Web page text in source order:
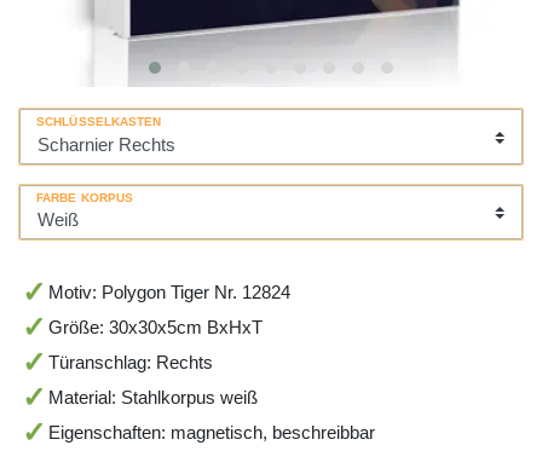
SCHLÜSSELKASTEN
FARBE KORPUS
Motiv: Polygon Tiger Nr. 12824
Größe: 30x30x5cm BxHxT
Türanschlag: Rechts
Material: Stahlkorpus weiß
Eigenschaften: magnetisch, beschreibbar